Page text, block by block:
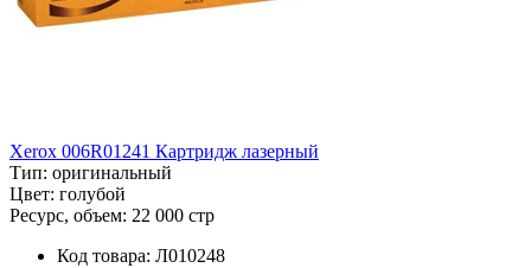
Xerox 006R01241 Картридж лазерный
Тип: оригинальный
Цвет: голубой
Ресурс, объем: 22 000 стр
Код товара: Л010248